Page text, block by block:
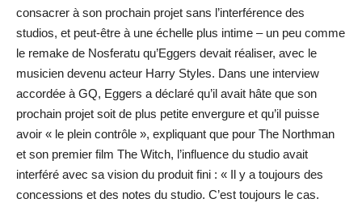
consacrer à son prochain projet sans l’interférence des
studios, et peut-être à une échelle plus intime – un peu comme
le remake de Nosferatu qu’Eggers devait réaliser, avec le
musicien devenu acteur Harry Styles. Dans une interview
accordée à GQ, Eggers a déclaré qu’il avait hâte que son
prochain projet soit de plus petite envergure et qu’il puisse
avoir « le plein contrôle », expliquant que pour The Northman
et son premier film The Witch, l’influence du studio avait
interféré avec sa vision du produit fini : « Il y a toujours des
concessions et des notes du studio. C’est toujours le cas.